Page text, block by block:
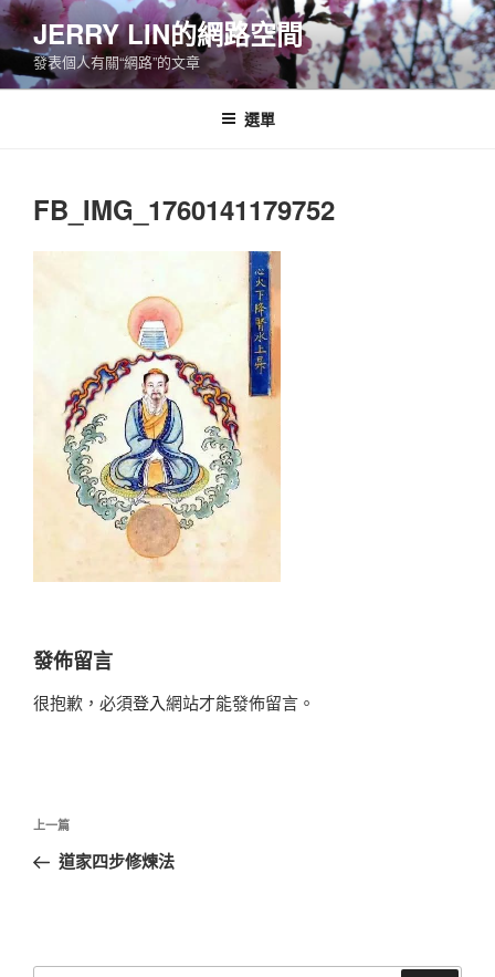
跳
至
主
要
JERRY LIN的網路空間
發表個人有關“網路”的文章
選單
FB_IMG_1760141179752
發佈留言
很抱歉，必須登入網站才能發佈留言。
文
導
上
一
上一篇
道家四步修煉法